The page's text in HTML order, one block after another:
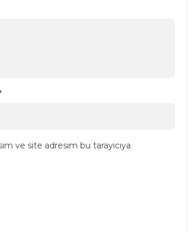
ve site adresim bu tarayıcıya